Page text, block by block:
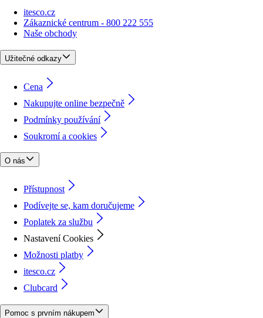
itesco.cz
Zákaznické centrum - 800 222 555
Naše obchody
Užitečné odkazy
Cena
Nakupujte online bezpečně
Podmínky používání
Soukromí a cookies
O nás
Přístupnost
Podívejte se, kam doručujeme
Poplatek za službu
Nastavení Cookies
Možnosti platby
itesco.cz
Clubcard
Pomoc s prvním nákupem